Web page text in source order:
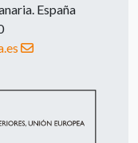
España